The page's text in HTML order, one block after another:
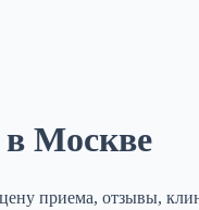
Москве
приема, отзывы,